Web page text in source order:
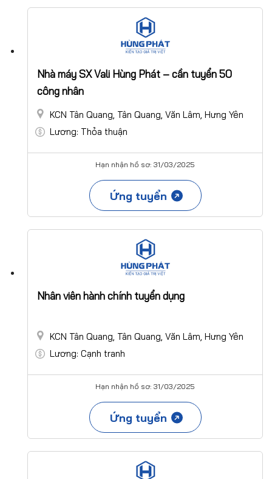
Nhà máy SX Vali Hùng Phát – cần tuyển 50
công nhân
KCN Tân Quang, Tân Quang, Văn Lâm, Hưng Yên
Lương: Thỏa thuận
Hạn nhận hồ sơ: 31/03/2025
Ứng tuyển
Nhân viên hành chính tuyển dụng
KCN Tân Quang, Tân Quang, Văn Lâm, Hưng Yên
Lương: Cạnh tranh
Hạn nhận hồ sơ: 31/03/2025
Ứng tuyển